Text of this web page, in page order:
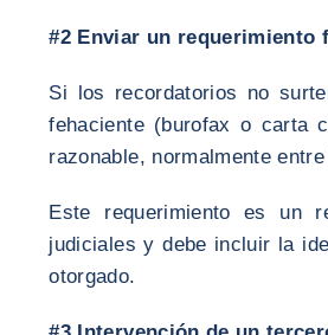
#2 Enviar un requerimiento
Si los recordatorios no
fehaciente (burofax o carta
razonable, normalmente
Este requerimiento es un
judiciales y debe incluir la
otorgado.